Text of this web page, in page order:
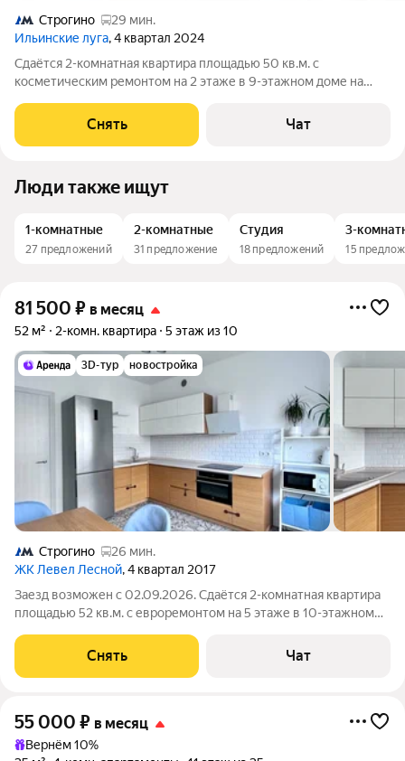
Строгино
29 мин.
Ильинские луга, 4 квартал 2024
Сдаётся 2-комнатная квартира площадью 50 кв.м. с
косметическим ремонтом на 2 этаже в 9-этажном доме на
Стиральная машина Холодильник Посудомоечная машина
Кондиционер Микроволновка Дом
Снять Чат
Люди также ищут
1-комнатные
27 предложений
2-комнатные
31 предложение
Студия
18 предложений
3-
15
81 500 ₽ в месяц
52 м² 2-комн. квартира 5 этаж из 10
3D-тур новостройка
Строгино
26 мин.
ЖК Левел Лесной, 4 квартал 2017
Заезд возможен с 02.09.2026. Сдаётся 2-комнатная квартира
площадью 52 кв.м. с евроремонтом на 5 этаже в 10-этажном
Пылесос Дом -
Снять Чат
55 000 ₽ в месяц
Вернём 10%